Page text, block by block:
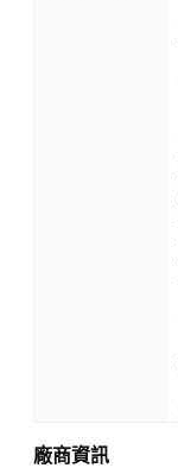
廠商資訊